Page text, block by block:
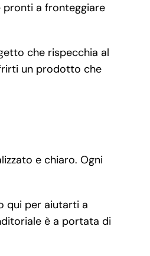
pronti a fronteggiare
che rispecchia al
un prodotto che
e chiaro. Ogni
qui per aiutarti a
è a portata di